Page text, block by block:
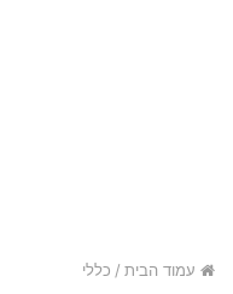
עמוד הבית / כללי